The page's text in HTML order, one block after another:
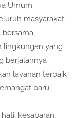
Umum
masyarakat,
lingkungan yang
berjalannya
layanan terbaik
baru.
kesabaran,